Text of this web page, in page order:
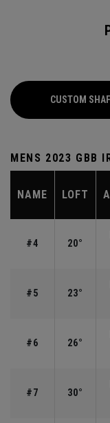
CUSTOM
MENS 2023 GBB
NAME LOFT
#4 20°
#5 23°
#6 26°
#7 30°